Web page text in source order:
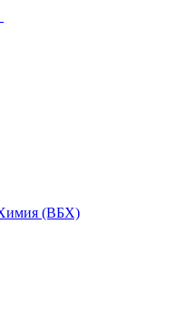
(ВБХ)